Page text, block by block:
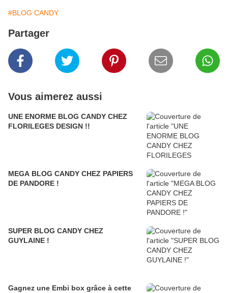
#BLOG CANDY
Partager
Vous aimerez aussi
UNE ENORME BLOG CANDY CHEZ
FLORILEGES DESIGN !!
MEGA BLOG CANDY CHEZ PAPIERS
DE PANDORE !
SUPER BLOG CANDY CHEZ
GUYLAINE !
Gagnez une Embi box grâce à cette